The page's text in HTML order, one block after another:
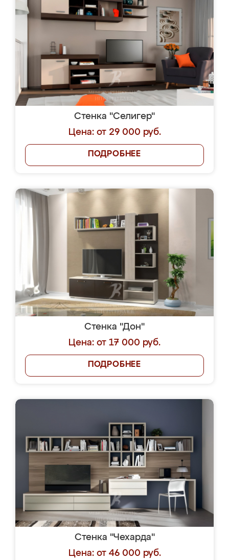
Стенка "Селигер"
Цена: от 29 000 руб.
ПОДРОБНЕЕ
Стенка "Дон"
Цена: от 17 000 руб.
ПОДРОБНЕЕ
Стенка "Чехарда"
Цена: от 46 000 руб.